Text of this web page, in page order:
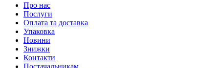
Про нас
Послуги
Оплата та доставка
Упаковка
Новини
Знижки
Контакти
Постачальникам